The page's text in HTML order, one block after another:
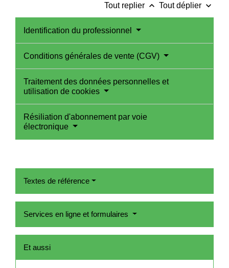
Tout replier keyboard_arrow_up Tout déplier keyboard_arrow_down
Identification du professionnel
Conditions générales de vente (CGV)
Traitement des données personnelles et
utilisation de cookies
Résiliation d'abonnement par voie
électronique
Textes de référence
Services en ligne et formulaires
Et aussi